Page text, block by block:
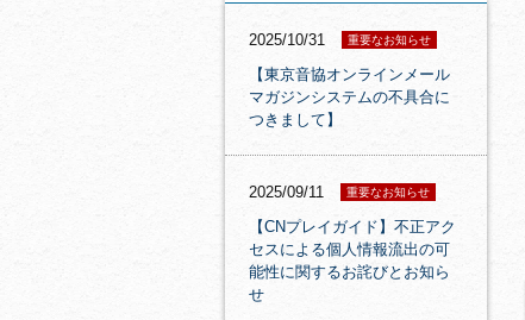
2025/10/31 重要なお知らせ
【東京音協オンラインメール
マガジンシステムの不具合に
つきまして】
2025/09/11 重要なお知らせ
【CNプレイガイド】不正アク
セスによる個人情報流出の可
能性に関するお詫びとお知ら
せ